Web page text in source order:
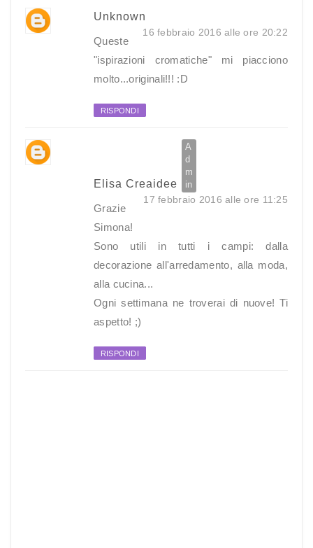
Unknown
16 febbraio 2016 alle ore 20:22
Queste
"ispirazioni cromatiche" mi piacciono
molto...originali!!! :D
RISPONDI
Elisa Creaidee
17 febbraio 2016 alle ore 11:25
Grazie
Simona!
Sono utili in tutti i campi: dalla
decorazione all'arredamento, alla moda,
alla cucina...
Ogni settimana ne troverai di nuove! Ti
aspetto! ;)
RISPONDI